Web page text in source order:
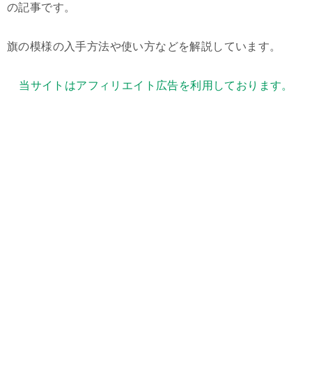
の記事です。
旗の模様の入手方法や使い方などを解説しています。
当サイトはアフィリエイト広告を利用しております。